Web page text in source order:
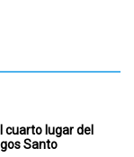
cuarto lugar del
Santo